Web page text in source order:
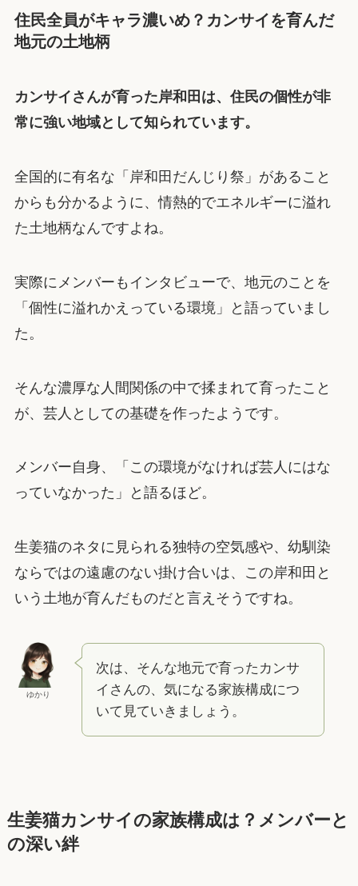
住民全員がキャラ濃いめ？カンサイを育んだ
地元の土地柄
カンサイさんが育った岸和田は、住民の個性が非
常に強い地域として知られています。
全国的に有名な「岸和田だんじり祭」があること
からも分かるように、情熱的でエネルギーに溢れ
た土地柄なんですよね。
実際にメンバーもインタビューで、地元のことを
「個性に溢れかえっている環境」と語っていまし
た。
そんな濃厚な人間関係の中で揉まれて育ったこと
が、芸人としての基礎を作ったようです。
メンバー自身、「この環境がなければ芸人にはな
っていなかった」と語るほど。
生姜猫のネタに見られる独特の空気感や、幼馴染
ならではの遠慮のない掛け合いは、この岸和田と
いう土地が育んだものだと言えそうですね。
ゆかり
次は、そんな地元で育ったカンサ
イさんの、気になる家族構成につ
いて見ていきましょう。
生姜猫カンサイの家族構成は？メンバーと
の深い絆